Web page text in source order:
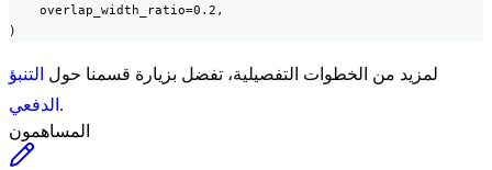
    overlap_width_ratio=0.2,
)
لمزيد من الخطوات التفصيلية، تفضل بزيارة قسمنا حول التنبؤ
الدفعي .
المساهمون